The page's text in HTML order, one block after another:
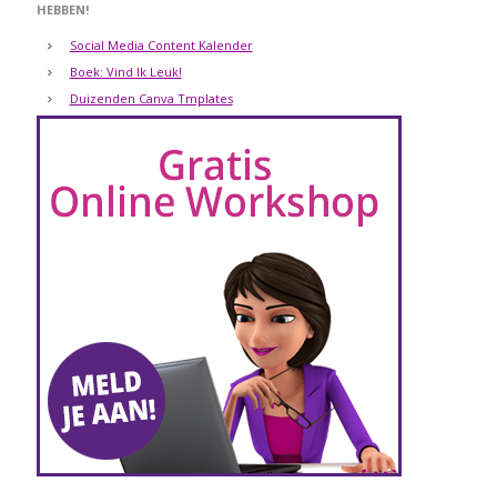
HEBBEN!
Social Media Content Kalender
Boek: Vind Ik Leuk!
Duizenden Canva Tmplates